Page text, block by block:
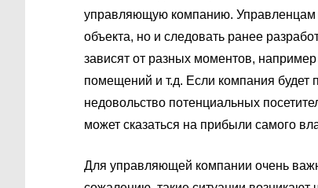
управляющую компанию. Управленцам
объекта, но и следовать ранее
зависят от разных моментов,
помещений и т.д. Если компания будет
недовольство потенциальных
может сказаться на прибыли самого
Для управляющей компании очень